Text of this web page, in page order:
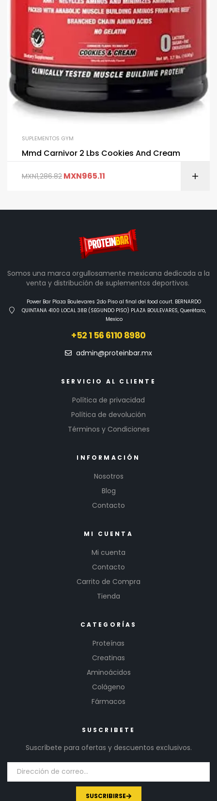
SUPLEMENTOS GYM
Mmd Carnivor 2 Lbs Cookies And Cream
MXN1,286.82 MXN965.11
Somos una marca orgullosamente mexicana dedicada a la
venta y distribución de suplementos deportivos.
Power Bar Plaza Boulevares 2do Piso al final del food court. BERNARDO
QUINTANA 4100 LOCAL 38B (SEGUNDO PISO) PLAZA BOULEVARES, Querétaro,
Mexico
+52 1 56 6110 8980
admin@proteinbar.mx
SERVICIO AL CLIENTE
Política de privacidad
Política de devolución
Términos y Condiciones
INFORMACIÓN
Nosotros
Blog
Contacto
MI CUENTA
Mi cuenta
Contacto
Carrito de Compra
Tienda
CATEGORÍAS
Proteínas
Creatinas
Aminoácidos
Colágeno
Fármacos
SUSCRIBETE
Suscríbete para ofertas y descuentos exclusivos.
SUSCRIBIRSE